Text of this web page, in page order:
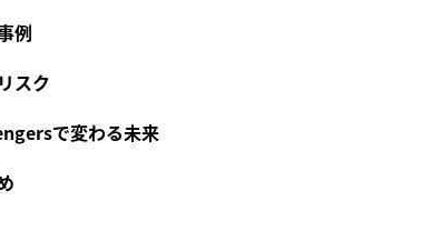
例
スク
で変わる未来